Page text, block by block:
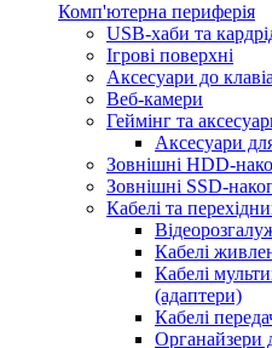
Комп'ютерна периферія
USB-хаби та
Ігрові поверхні
Аксесуари до
Веб-камери
Геймінг та
Аксесуари
Зовнішні HDD-
Зовнішні SSD-
Кабелі та
Кабелі
Кабелі
(адаптери)
Кабелі
Органайзери